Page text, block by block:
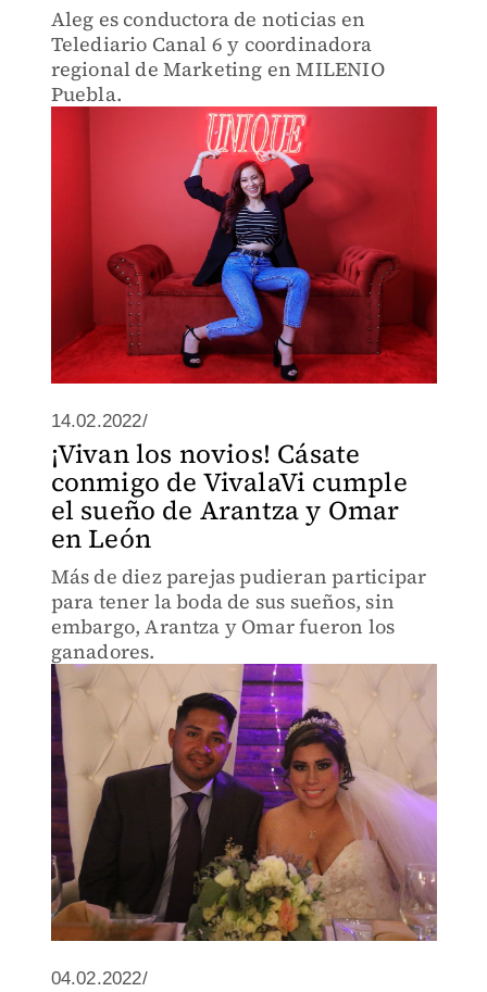
Aleg es conductora de noticias en
Telediario Canal 6 y coordinadora
regional de Marketing en MILENIO
Puebla.
14.02.2022/
¡Vivan los novios! Cásate
conmigo de VivalaVi cumple
el sueño de Arantza y Omar
en León
Más de diez parejas pudieran participar
para tener la boda de sus sueños, sin
embargo, Arantza y Omar fueron los
ganadores.
04.02.2022/